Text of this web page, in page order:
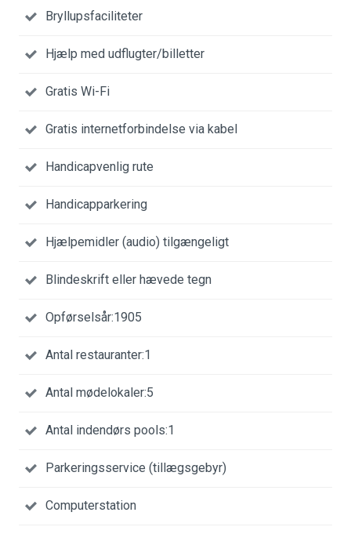
Bryllupsfaciliteter
Hjælp med udflugter/billetter
Gratis Wi-Fi
Gratis internetforbindelse via kabel
Handicapvenlig rute
Handicapparkering
Hjælpemidler (audio) tilgængeligt
Blindeskrift eller hævede tegn
Opførselsår:1905
Antal restauranter:1
Antal mødelokaler:5
Antal indendørs pools:1
Parkeringsservice (tillægsgebyr)
Computerstation